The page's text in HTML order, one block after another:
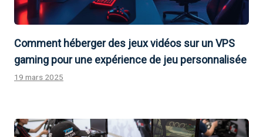
Comment héberger des jeux vidéos sur un VPS
gaming pour une expérience de jeu personnalisée
19 mars 2025